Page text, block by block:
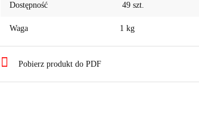
Dostępność 49 szt.
Waga 1 kg
Pobierz produkt do PDF